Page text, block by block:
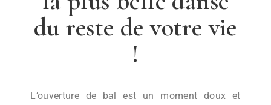
du reste de votre vie
!
L’ouverture de bal est un moment doux et